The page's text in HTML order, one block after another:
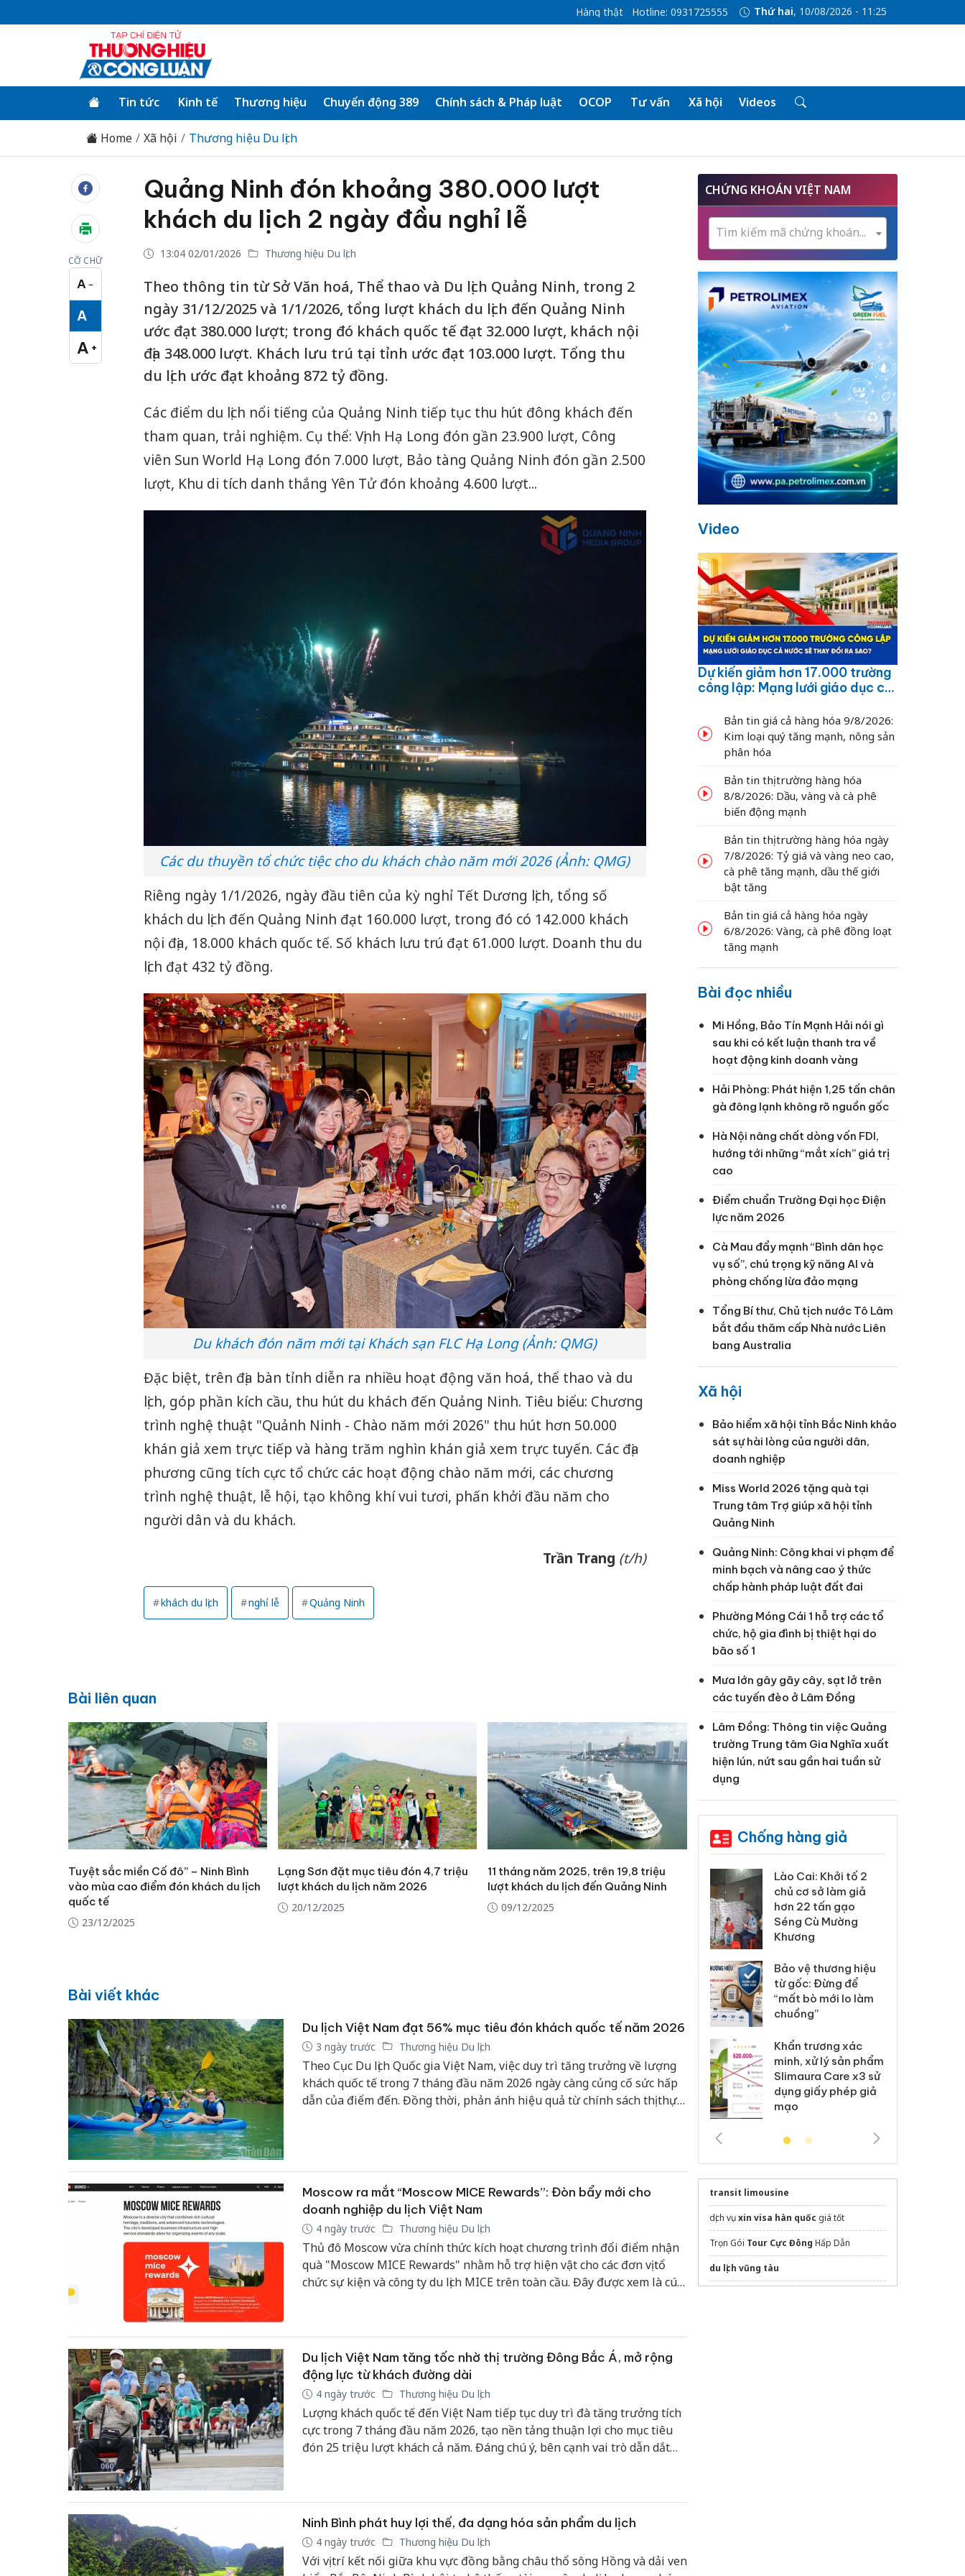
Hàng thật Hotline: 0931725555 Thứ hai, 10/08/2026 - 11:25
Tin tức Kinh tế Thương hiệu Chuyển động 389 Chính sách & Pháp luật OCOP Tư vấn Xã hội Videos
Home Xã hội Thương hiệu Du lịch
CỠ CHỮ
A −
Cỡ chữ nhỏ
A
Cỡ chữ vừa
A +
Cỡ chữ lớn
Quảng Ninh đón khoảng 380.000 lượt
khách du lịch 2 ngày đầu nghỉ lễ
13:04 02/01/2026 Thương hiệu Du lịch
Theo thông tin từ Sở Văn hoá, Thể thao và Du lịch Quảng Ninh, trong 2
ngày 31/12/2025 và 1/1/2026, tổng lượt khách du lịch đến Quảng Ninh
ước đạt 380.000 lượt; trong đó khách quốc tế đạt 32.000 lượt, khách nội
địa 348.000 lượt. Khách lưu trú tại tỉnh ước đạt 103.000 lượt. Tổng thu
du lịch ước đạt khoảng 872 tỷ đồng.
Các điểm du lịch nổi tiếng của Quảng Ninh tiếp tục thu hút đông khách đến
tham quan, trải nghiệm. Cụ thể: Vịnh Hạ Long đón gần 23.900 lượt, Công
viên Sun World Hạ Long đón 7.000 lượt, Bảo tàng Quảng Ninh đón gần 2.500
lượt, Khu di tích danh thắng Yên Tử đón khoảng 4.600 lượt...
Các du thuyền tổ chức tiệc cho du khách chào năm mới 2026 (Ảnh: QMG)
Riêng ngày 1/1/2026, ngày đầu tiên của kỳ nghỉ Tết Dương lịch, tổng số
khách du lịch đến Quảng Ninh đạt 160.000 lượt, trong đó có 142.000 khách
nội địa, 18.000 khách quốc tế. Số khách lưu trú đạt 61.000 lượt. Doanh thu du
lịch đạt 432 tỷ đồng.
Du khách đón năm mới tại Khách sạn FLC Hạ Long (Ảnh: QMG)
Đặc biệt, trên địa bàn tỉnh diễn ra nhiều hoạt động văn hoá, thể thao và du
lịch, góp phần kích cầu, thu hút du khách đến Quảng Ninh. Tiêu biểu: Chương
trình nghệ thuật "Quảnh Ninh - Chào năm mới 2026" thu hút hơn 50.000
khán giả xem trực tiếp và hàng trăm nghìn khán giả xem trực tuyến. Các địa
phương cũng tích cực tổ chức các hoạt động chào năm mới, các chương
trình nghệ thuật, lễ hội, tạo không khí vui tươi, phấn khởi đầu năm cho
người dân và du khách.
Trần Trang (t/h)
khách du lịch nghỉ lễ Quảng Ninh
Bài liên quan
Tuyệt sắc miền Cố đô” – Ninh Bình
vào mùa cao điểm đón khách du lịch
quốc tế
23/12/2025
Lạng Sơn đặt mục tiêu đón 4,7 triệu
lượt khách du lịch năm 2026
20/12/2025
11 tháng năm 2025, trên 19,8 triệu
lượt khách du lịch đến Quảng Ninh
09/12/2025
Bài viết khác
Du lịch Việt Nam đạt 56% mục tiêu đón khách quốc tế năm 2026
3 ngày trước Thương hiệu Du lịch
Theo Cục Du lịch Quốc gia Việt Nam, việc duy trì tăng trưởng về lượng
khách quốc tế trong 7 tháng đầu năm 2026 ngày càng củng cố sức hấp
dẫn của điểm đến. Đồng thời, phản ánh hiệu quả từ chính sách thị thực
Moscow ra mắt “Moscow MICE Rewards”: Đòn bẩy mới cho
doanh nghiệp du lịch Việt Nam
4 ngày trước Thương hiệu Du lịch
Thủ đô Moscow vừa chính thức kích hoạt chương trình đổi điểm nhận
quà "Moscow MICE Rewards" nhằm hỗ trợ hiện vật cho các đơn vị tổ
chức sự kiện và công ty du lịch MICE trên toàn cầu. Đây được xem là cú
doanh nghiệp lữ hành Việt Nam trong nỗ lực khai thác thị trường du lịch
công vụ đầy tiềm năng này.
Du lịch Việt Nam tăng tốc nhờ thị trường Đông Bắc Á, mở rộng
động lực từ khách đường dài
4 ngày trước Thương hiệu Du lịch
Lượng khách quốc tế đến Việt Nam tiếp tục duy trì đà tăng trưởng tích
cực trong 7 tháng đầu năm 2026, tạo nền tảng thuận lợi cho mục tiêu
đón 25 triệu lượt khách cả năm. Đáng chú ý, bên cạnh vai trò dẫn dắt
góp phần nâng cao chất lượng nguồn khách và giá trị gia tăng cho
ngành du lịch.
Ninh Bình phát huy lợi thế, đa dạng hóa sản phẩm du lịch
4 ngày trước Thương hiệu Du lịch
Với vị trí kết nối giữa khu vực đồng bằng châu thổ sông Hồng và dải ven
CHỨNG KHOÁN VIỆT NAM
Tìm kiếm mã chứng khoán...
Video
Dự kiến giảm hơn 17.000 trường
công lập: Mạng lưới giáo dục cả
Bản tin giá cả hàng hóa 9/8/2026:
Kim loại quý tăng mạnh, nông sản
phân hóa
Bản tin thị trường hàng hóa
8/8/2026: Dầu, vàng và cà phê
biến động mạnh
Bản tin thị trường hàng hóa ngày
7/8/2026: Tỷ giá và vàng neo cao,
cà phê tăng mạnh, dầu thế giới
bật tăng
Bản tin giá cả hàng hóa ngày
6/8/2026: Vàng, cà phê đồng loạt
tăng mạnh
Bài đọc nhiều
Mi Hồng, Bảo Tín Mạnh Hải nói gì
sau khi có kết luận thanh tra về
hoạt động kinh doanh vàng
Hải Phòng: Phát hiện 1,25 tấn chân
gà đông lạnh không rõ nguồn gốc
Hà Nội nâng chất dòng vốn FDI,
hướng tới những “mắt xích” giá trị
cao
Điểm chuẩn Trường Đại học Điện
lực năm 2026
Cà Mau đẩy mạnh “Bình dân học
vụ số”, chú trọng kỹ năng AI và
phòng chống lừa đảo mạng
Tổng Bí thư, Chủ tịch nước Tô Lâm
bắt đầu thăm cấp Nhà nước Liên
bang Australia
Xã hội
Bảo hiểm xã hội tỉnh Bắc Ninh khảo
sát sự hài lòng của người dân,
doanh nghiệp
Miss World 2026 tặng quà tại
Trung tâm Trợ giúp xã hội tỉnh
Quảng Ninh
Quảng Ninh: Công khai vi phạm để
minh bạch và nâng cao ý thức
chấp hành pháp luật đất đai
Phường Móng Cái 1 hỗ trợ các tổ
chức, hộ gia đình bị thiệt hại do
bão số 1
Mưa lớn gây gãy cây, sạt lở trên
các tuyến đèo ở Lâm Đồng
Lâm Đồng: Thông tin việc Quảng
trường Trung tâm Gia Nghĩa xuất
hiện lún, nứt sau gần hai tuần sử
dụng
Chống hàng giả
Lào Cai xử lý 83 vụ vi
phạm thương mại
Cà Mau: Tiêu hủy
sản phẩm nhập lậu,
bảo vệ môi trường
kinh doanh
Lào Cai: Khởi tố 2
chủ cơ sở làm giả
hơn 22 tấn gạo
Séng Cù Mường
Khương
Bảo vệ thương hiệu
từ gốc: Đừng để
“mất bò mới lo làm
chuồng”
Khẩn trương xác
minh, xử lý sản phẩm
Slimaura Care x3 sử
dụng giấy phép giả
mạo
transit limousine
dịch vụxin visa hàn quốc giá tốt
Trọn Gói Tour Cực Đông Hấp Dẫn
du lịch vũng tàu